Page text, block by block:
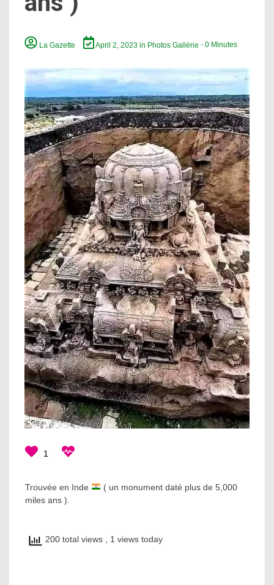
La Gazette April 2, 2023in Photos Gallérie - 0 Minutes
1
Trouvée en Inde
( un monument daté plus de 5,000
miles ans ).
200 total views , 1 views today